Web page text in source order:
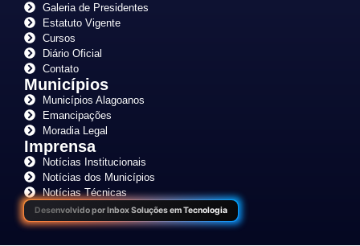
Galeria de Presidentes
Estatuto Vigente
Cursos
Diário Oficial
Contato
Municípios
Municípios Alagoanos
Emancipações
Moradia Legal
Imprensa
Notícias Institucionais
Notícias dos Municípios
Notícias Técnicas
Desenvolvido por Inbox Soluções em Tecnologia